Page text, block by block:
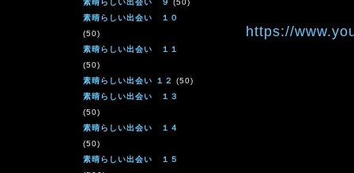
素晴らしい出会い ９ (50)
素晴らしい出会い １０
(50)
素晴らしい出会い １１
(50)
素晴らしい出会い １２ (50)
素晴らしい出会い １３
(50)
素晴らしい出会い １４
(50)
素晴らしい出会い １５
https://